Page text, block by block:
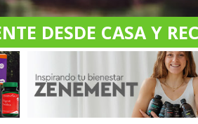
DESDE CASA Y